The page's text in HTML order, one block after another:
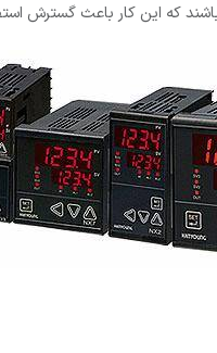
که این کار باعث گسترش